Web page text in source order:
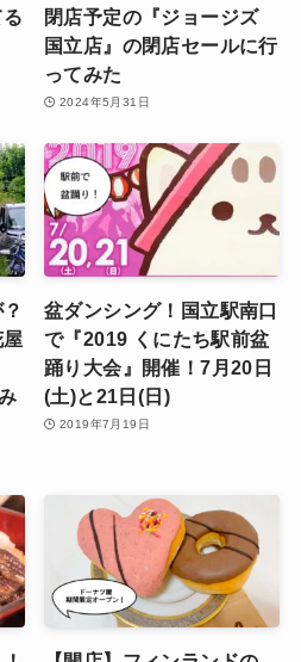
閉店予定の『ジョージズ
国立店』の閉店セールに行
ってみた
2024年5月31日
盆ダンシング！国立駅南口
で『2019 くにたち駅前盆
踊り大会』開催！7月20日
(土)と21日(日)
2019年7月19日